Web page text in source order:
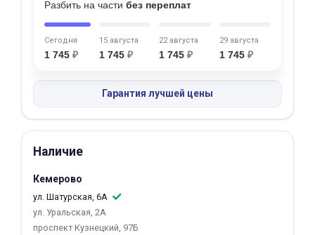
Разбить на части без переплат
Сегодня
1 745 ₽
15 августа
1 745 ₽
22 августа
1 745 ₽
29 августа
1 745 ₽
Гарантия лучшей цены
Наличие
Кемерово
ул. Шатурская, 6А
ул. Уральская, 2А
проспект Кузнецкий, 97Б
раз в 2
8 800 302-02-51
plait.ru